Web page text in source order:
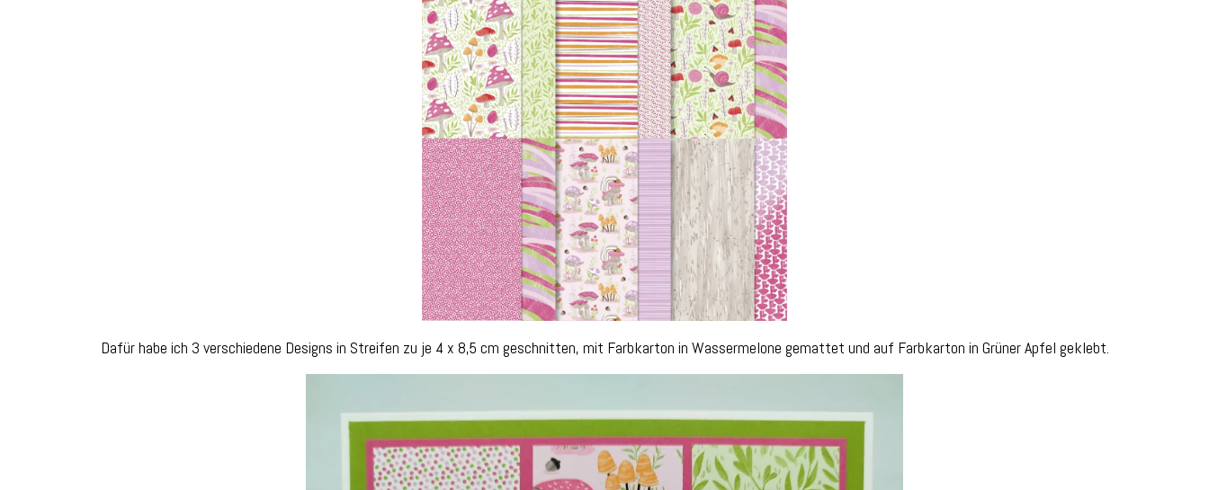
Dafür habe ich 3 verschiedene Designs in Streifen zu je 4 x 8,5 cm geschnitten, mit Farbkarton in Wassermelone gemattet und auf Farbkarton in Grüner Apfel geklebt.